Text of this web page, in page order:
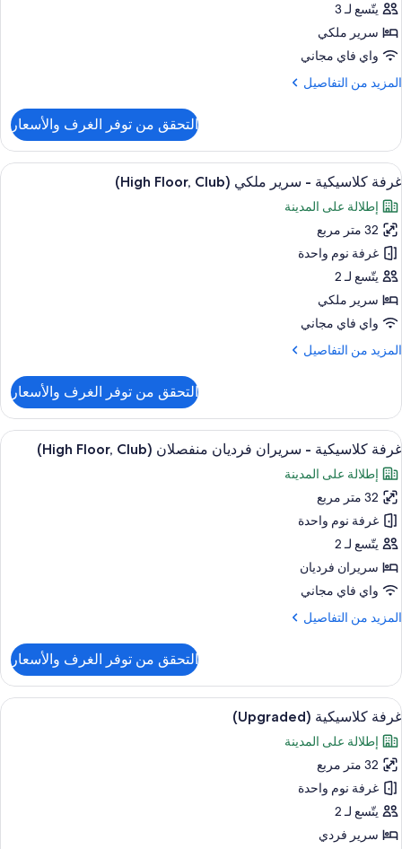
Floor)
غرفة
نوم
واحدة
(High
Floor,
يتّسع لـ 3
سرير ملكي
واي فاي مجاني
المزيد من التفاصيل
المزيد
جناح
غرفة
نوم
واحدة
(High
Floor,
Club)
التحقق من توفر الغرف والأسعار
استعراض
جميع
صور
غرفة
كلاسيكية
-
سرير
ملكي
(High
Floor,
9
غرفة كلاسيكية - سرير ملكي (High Floor, Club)
إطلالة على المدينة
32 متر مربع
غرفة نوم واحدة
يتّسع لـ 2
سرير ملكي
واي فاي مجاني
المزيد من التفاصيل
المزيد
غرفة
كلاسيكية
-
سرير
ملكي
(High
Floor,
Club)
التحقق من توفر الغرف والأسعار
استعراض
جميع
صور
غرفة
كلاسيكية
-
سريران
فرديان
منفصلان
(High
7
غرفة كلاسيكية - سريران فرديان منفصلان (High Floor, Club)
إطلالة على المدينة
32 متر مربع
غرفة نوم واحدة
يتّسع لـ 2
سريران فرديان
واي فاي مجاني
المزيد من التفاصيل
المزيد
غرفة
كلاسيكية
-
سريران
فرديان
منفصلان
(High
Floor,
Club)
التحقق من توفر الغرف والأسعار
استعراض
جميع
صور
غرفة
كلاسيكية
(Upgraded)
7
غرفة كلاسيكية (Upgraded)
إطلالة على المدينة
32 متر مربع
غرفة نوم واحدة
يتّسع لـ 2
سرير فردي